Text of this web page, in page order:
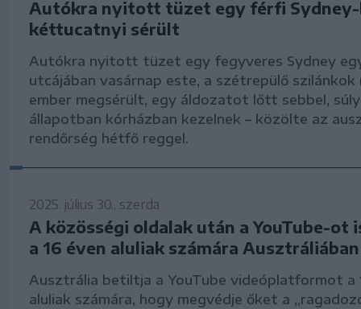
Autókra nyitott tüzet egy férfi Sydney-
kéttucatnyi sérült
Autókra nyitott tüzet egy fegyveres Sydney
utcájában vasárnap este, a szétrepülő szilánkok
ember megsérült, egy áldozatot lőtt sebbel,
állapotban kórházban kezelnek – közölte az
rendőrség hétfő reggel.
2025. július 30., szerda
A közösségi oldalak után a YouTube-ot
a 16 éven aluliak számára Ausztráliában
Ausztrália betiltja a YouTube videóplatformot a
aluliak számára, hogy megvédje őket a